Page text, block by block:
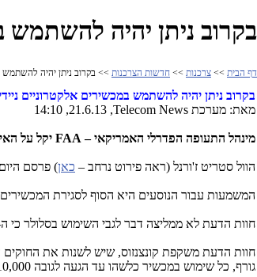
בקרוב ניתן יהיה להשתמש
דף הבית >> צרכנות >> חדשות הצרכנות >> בקרוב ניתן יהיה להשתמש
בקרוב ניתן יהיה להשתמש במכשירים אלקטרוניים
מאת: מערכת Telecom News
, 21.6.13, 14:10
מינהל התעופה הפדרלי האמריקאי – FAA יקל על
הוול סטריט ז'ורנל (ראה פירוט נרחב – כאן) פרסם
המשמעות עבור הנוסעים היא הסוף לסגירת
חוות הדעת לא ממליצה דבר לגבי השימוש בסלולר כי
גורף, כל שימוש במכשיר כלשהו עד הגעה לגובה 10,000 רגל.